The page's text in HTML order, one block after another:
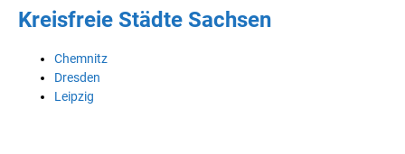
Kreisfreie Städte Sachsen
Chemnitz
Dresden
Leipzig